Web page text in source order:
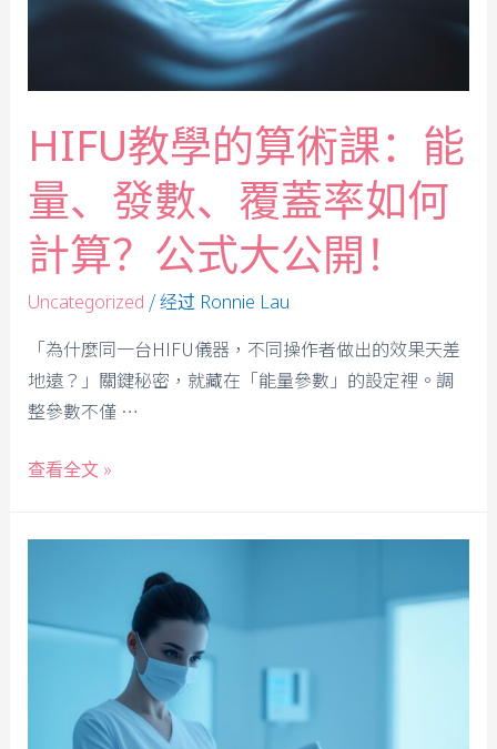
HIFU教學的算術課：能
量、發數、覆蓋率如何
計算？公式大公開！
Uncategorized / 经过 Ronnie Lau
「為什麼同一台HIFU儀器，不同操作者做出的效果天差
地遠？」關鍵秘密，就藏在「能量參數」的設定裡。調
整參數不僅 …
查看全文 »